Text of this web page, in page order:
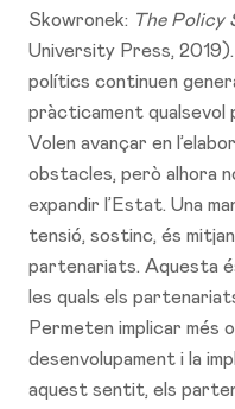
Skowronek: The Policy
University Press,
polítics continuen
pràcticament qualsevol
Volen avançar en
obstacles, però alhora
expandir l’Estat. Una
tensió, sostinc, és
partenariats. Aquesta
les quals els
Permeten implicar més
desenvolupament i la
aquest sentit, els